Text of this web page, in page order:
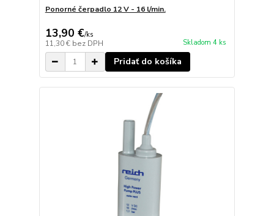
Ponorné čerpadlo 12 V - 16 l/min.
13,90 €/ks
11,30 € bez DPH Skladom 4 ks
Pridať do košíka